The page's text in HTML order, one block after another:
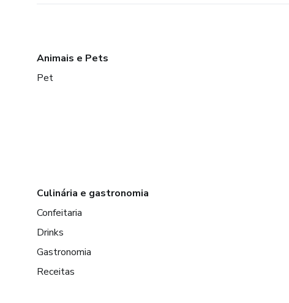
Animais e Pets
Pet
Culinária e gastronomia
Confeitaria
Drinks
Gastronomia
Receitas